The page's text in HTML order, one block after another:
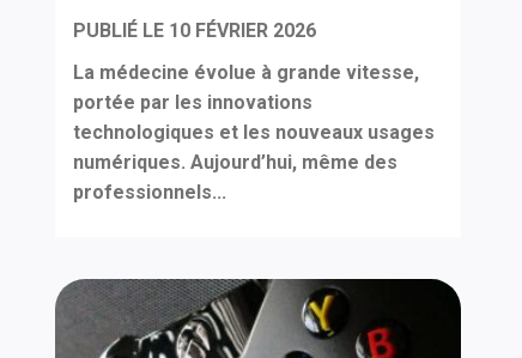
PUBLIÉ LE 10 FÉVRIER 2026
La médecine évolue à grande vitesse,
portée par les innovations
technologiques et les nouveaux usages
numériques. Aujourd’hui, même des
professionnels...